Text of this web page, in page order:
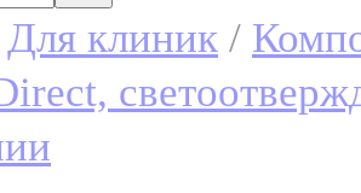
Для клиник /